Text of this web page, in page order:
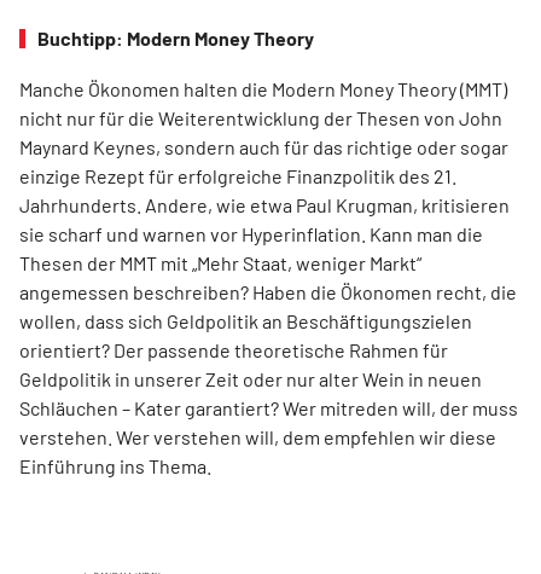
Buchtipp: Modern Money Theory
Manche Ökonomen halten die Modern Money Theory (MMT)
nicht nur für die Weiterentwicklung der Thesen von John
Maynard Keynes, sondern auch für das richtige oder sogar
einzige Rezept für erfolgreiche Finanzpolitik des 21.
Jahrhunderts. Andere, wie etwa Paul Krugman, kritisieren
sie scharf und warnen vor Hyperinflation. Kann man die
Thesen der MMT mit „Mehr Staat, weniger Markt“
angemessen beschreiben? Haben die Ökonomen recht, die
wollen, dass sich Geldpolitik an Beschäftigungszielen
orientiert? Der passende theoretische Rahmen für
Geldpolitik in unserer Zeit oder nur alter Wein in neuen
Schläuchen – Kater garantiert? Wer mitreden will, der muss
verstehen. Wer verstehen will, dem empfehlen wir diese
Einführung ins Thema.